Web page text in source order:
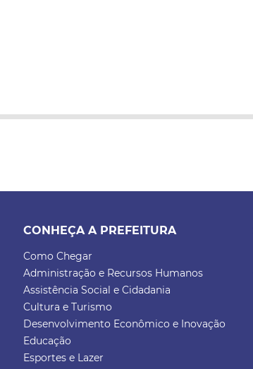
CONHEÇA A PREFEITURA
Como Chegar
Administração e Recursos Humanos
Assistência Social e Cidadania
Cultura e Turismo
Desenvolvimento Econômico e Inovação
Educação
Esportes e Lazer